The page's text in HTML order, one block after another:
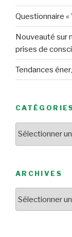
Questionnaire
Nouveauté sur
prises de
Tendances
ARCHIVES